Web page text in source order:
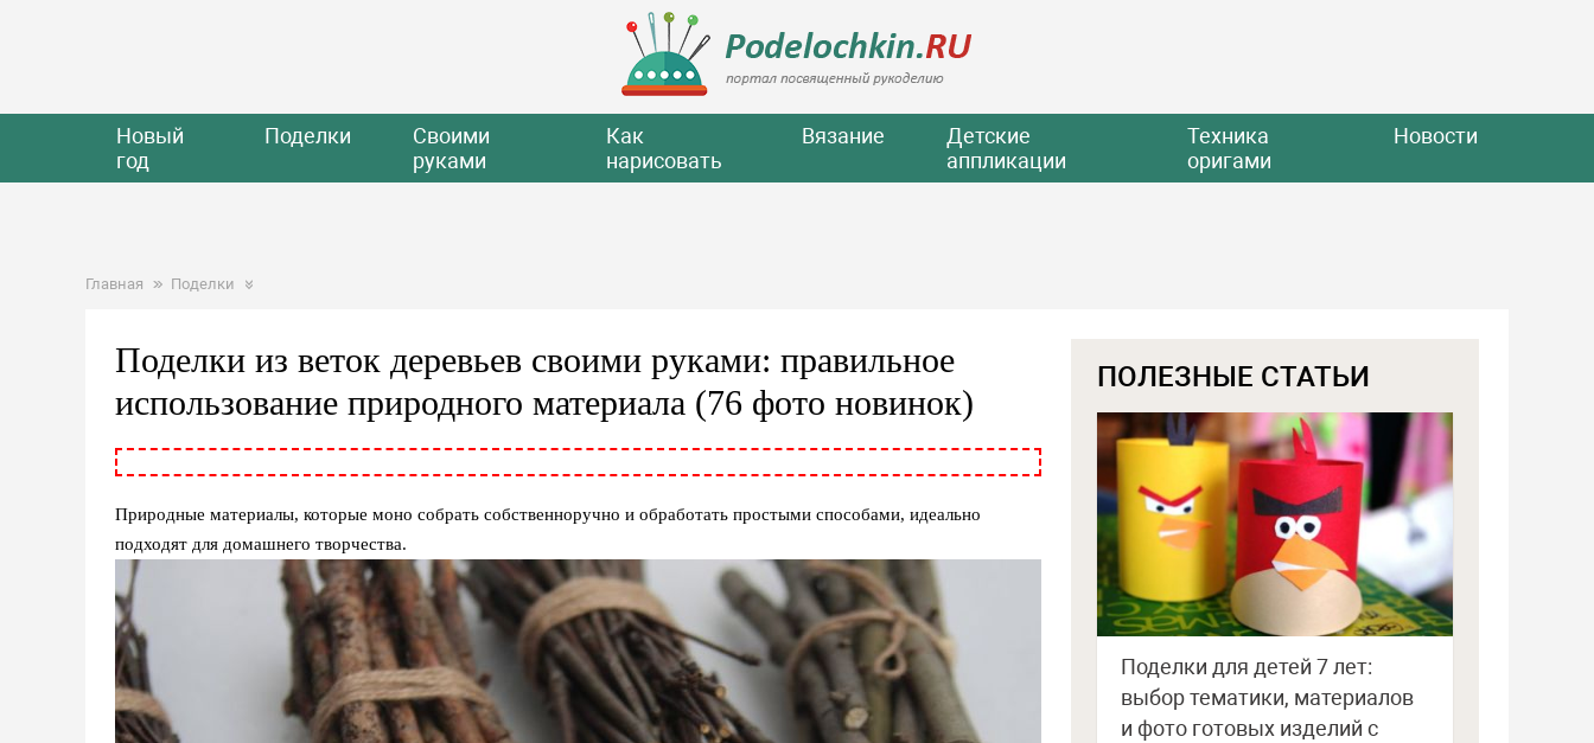
Новый
год
Поделки
Своими
руками
Как
нарисовать
Вязание
Детские
аппликации
Техника
оригами
Новости
Главная Поделки
Поделки из веток деревьев своими руками: правильное
использование природного материала (76 фото новинок)
Природные материалы, которые моно собрать собственноручно и обработать простыми способами, идеально
подходят для домашнего творчества.
ПОЛЕЗНЫЕ СТАТЬИ
Поделки для детей 7 лет:
выбор тематики, материалов
и фото готовых изделий с